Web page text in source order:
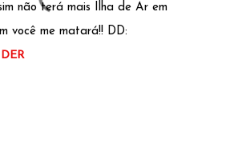
não terá mais Ilha de Ar em
você me matará!! DD: